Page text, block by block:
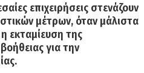
επιχειρήσεις στενάζουν
μέτρων, όταν μάλιστα
εκταμίευση της
για την